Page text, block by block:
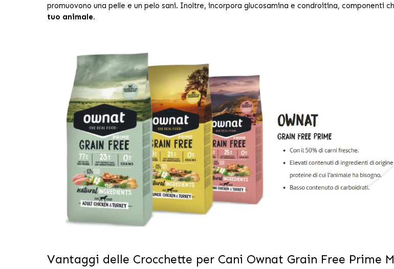
promuovono una pelle e un pelo sani. Inoltre, incorpora glucosamina e condroitina, componenti
tuo animale.
Vantaggi delle Crocchette per Cani Ownat Grain Free Prime